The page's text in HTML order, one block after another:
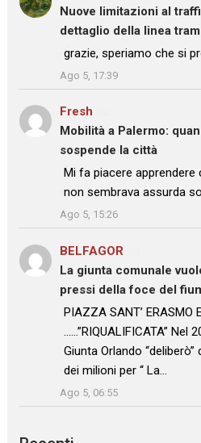
Nuove limitazioni al
dettaglio della linea
: “
grazie, speriamo che si
”
Ago 5, 17:39
Fresh
Mobilità a Palermo:
sospende la città
: “Mi fa piacere apprendere
non sembrava assurda
”
Ago 5, 15:26
BELFAGOR
La giunta comunale
pressi della foce del
: “
PIAZZA SANT’ ERASMO
……”RIQUALIFICATA” Nel
Giunta Orlando
dei milioni per “ La…
”
Ago 5, 06:55